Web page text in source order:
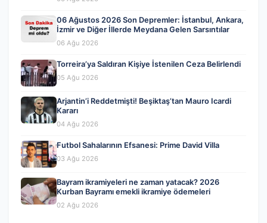
06 Ağustos 2026 Son Depremler: İstanbul, Ankara,
İzmir ve Diğer İllerde Meydana Gelen Sarsıntılar
06 Ağu 2026
Torreira’ya Saldıran Kişiye İstenilen Ceza Belirlendi
05 Ağu 2026
Arjantin’i Reddetmişti! Beşiktaş’tan Mauro Icardi
Kararı
04 Ağu 2026
Futbol Sahalarının Efsanesi: Prime David Villa
03 Ağu 2026
Bayram ikramiyeleri ne zaman yatacak? 2026
Kurban Bayramı emekli ikramiye ödemeleri
02 Ağu 2026